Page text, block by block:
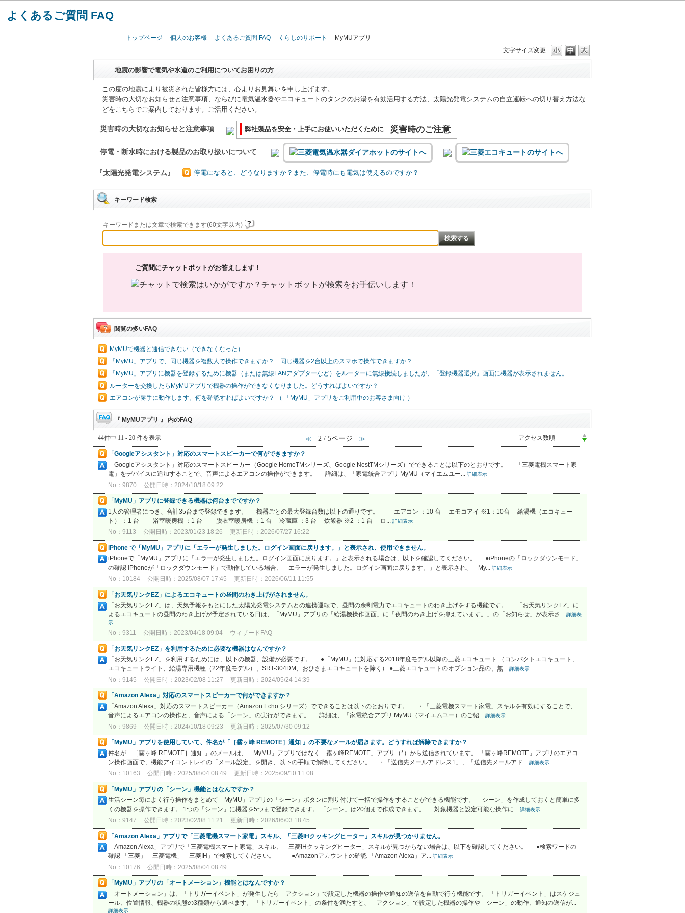
よくあるご質問 FAQ
トップページ 個人のお客様 よくあるご質問 FAQ くらしのサポート
MyMUアプリ
文字サイズ変更
地震の影響で電気や水道のご利用についてお困りの方
この度の地震により被災された皆様方には、心よりお見舞いを申し上げます。
災害時の大切なお知らせと注意事項、ならびに電気温水器やエコキュートのタンクのお湯を有効活用する方法、太陽光発電システムの自立運転への切り替え方法な
どをこちらでご案内しております。ご活用ください。
災害時の大切なお知らせと注意事項 弊社製品を安全・上手にお使いいただくために 災害時のご注意
停電・断水時における製品のお取り扱いについて
『太陽光発電システム』 停電になると、どうなりますか？また、停電時にも電気は使えるのですか？
キーワード検索
キーワードまたは文章で検索できます(60文字以内)
ご質問にチャットボットがお答えします！
閲覧の多いFAQ
MyMUで機器と通信できない（できなくなった）
「MyMU」アプリで、同じ機器を複数人で操作できますか？ 同じ機器を2台以上のスマホで操作できますか？
「MyMU」アプリに機器を登録するために機器（または無線LANアダプターなど）をルーターに無線接続しましたが、「登録機器選択」画面に機器が表示されません。
ルーターを交換したらMyMUアプリで機器の操作ができなくなりました。どうすればよいですか？
エアコンが勝手に動作します。何を確認すればよいですか？ （ 「MyMU」アプリをご利用中のお客さま向け ）
『 MyMUアプリ 』 内のFAQ
44件中 11 - 20 件を表示 ≪ 2 / 5ページ ≫
「Googleアシスタント」対応のスマートスピーカーで何ができますか？
「Googleアシスタント」対応のスマートスピーカー（Google HomeTMシリーズ、Google NestTMシリーズ）でできることは以下のとおりです。 「三菱電機スマート家
電」をデバイスに追加することで、音声によるエアコンの操作ができます。 詳細は、「家電統合アプリ MyMU（マイエムユー... 詳細表示
No：9870 公開日時：2024/10/18 09:22
「MyMU」アプリに登録できる機器は何台までですか？
1人の管理者につき、合計35台まで登録できます。 機器ごとの最大登録台数は以下の通りです。 エアコン ：10 台 エモコアイ ※1：10台 給湯機（エコキュー
ト） ：1 台 浴室暖房機 ：1 台 脱衣室暖房機 ：1 台 冷蔵庫 ：3 台 炊飯器 ※2 ：1 台 ロ... 詳細表示
No：9113 公開日時：2023/01/23 18:26 更新日時：2026/07/27 16:22
iPhone で「MyMU」アプリに「エラーが発生しました。ログイン画面に戻ります。」と表示され、使用できません。
iPhoneで「MyMU」アプリに「エラーが発生しました。ログイン画面に戻ります。」と表示される場合は、以下を確認してください。 ●iPhoneの「ロックダウンモード」
の確認 iPhoneが「ロックダウンモード」で動作している場合、「エラーが発生しました。ログイン画面に戻ります。」と表示され、「My... 詳細表示
No：10184 公開日時：2025/08/07 17:45 更新日時：2026/06/11 11:55
「お天気リンクEZ」によるエコキュートの昼間のわき上げがされません。
「お天気リンクEZ」は、天気予報をもとにした太陽光発電システムとの連携運転で、昼間の余剰電力でエコキュートのわき上げをする機能です。 「お天気リンクEZ」に
よるエコキュートの昼間のわき上げが予定されている日は、「MyMU」アプリの「給湯機操作画面」に「夜間のわき上げを抑えています。」の「お知らせ」が表示さ... 詳細表
示
No：9311 公開日時：2023/04/18 09:04 ウィザードFAQ
「お天気リンクEZ」を利用するために必要な機器はなんですか？
「お天気リンクEZ」を利用するためには、以下の機器、設備が必要です。 ●「MyMU」に対応する2018年度モデル以降の三菱エコキュート （コンパクトエコキュート、
エコキュートライト、給湯専用機種（22年度モデル）、SRT-304DM、おひさまエコキュートを除く） ●三菱エコキュートのオプション品の、無... 詳細表示
No：9145 公開日時：2023/02/08 11:27 更新日時：2024/05/24 14:39
「Amazon Alexa」対応のスマートスピーカーで何ができますか？
「Amazon Alexa」対応のスマートスピーカー（Amazon Echo シリーズ）でできることは以下のとおりです。 ・「三菱電機スマート家電」スキルを有効にすることで、
音声によるエアコンの操作と、音声による「シーン」の実行ができます。 詳細は、「家電統合アプリ MyMU（マイエムユー）のご紹... 詳細表示
No：9869 公開日時：2024/10/18 09:23 更新日時：2025/07/30 09:12
「MyMU」アプリを使用していて、件名が「［霧ヶ峰 REMOTE］通知 」の不要なメールが届きます。どうすれば解除できますか？
件名が「［霧ヶ峰 REMOTE］通知 」のメールは、「MyMU」アプリではなく「霧ヶ峰REMOTE」アプリ（*）から送信されています。 「霧ヶ峰REMOTE」アプリのエアコ
ン操作画面で、機能アイコントレイの「メール設定」を開き、以下の手順で解除してください。 ・「送信先メールアドレス1」、「送信先メールアド... 詳細表示
No：10163 公開日時：2025/08/04 08:49 更新日時：2025/09/10 11:08
「MyMU」アプリの「シーン」機能とはなんですか？
生活シーン毎によく行う操作をまとめて「MyMU」アプリの「シーン」ボタンに割り付けて一括で操作をすることができる機能です。 「シーン」を作成しておくと簡単に多
くの機器を操作できます。 1つの「シーン」に機器を5つまで登録できます。 「シーン」は20個まで作成できます。 対象機器と設定可能な操作に... 詳細表示
No：9147 公開日時：2023/02/08 11:21 更新日時：2026/06/03 18:45
「Amazon Alexa」アプリで「三菱電機スマート家電」スキル、「三菱IHクッキングヒーター」スキルが見つかりません。
「Amazon Alexa」アプリで「三菱電機スマート家電」スキル、「三菱IHクッキングヒーター」スキルが見つからない場合は、以下を確認してください。 ●検索ワードの
確認 「三菱」「三菱電機」「三菱IH」で検索してください。 ●Amazonアカウントの確認 「Amazon Alexa」ア... 詳細表示
No：10176 公開日時：2025/08/04 08:49
「MyMU」アプリの「オートメーション」機能とはなんですか？
「オートメーション」は、「トリガーイベント」が発生したら「アクション」で設定した機器の操作や通知の送信を自動で行う機能です。 「トリガーイベント」はスケジュ
ール、位置情報、機器の状態の3種類から選べます。 「トリガーイベント」の条件を満たすと、「アクション」で設定した機器の操作や「シーン」の動作、通知の送信が...
詳細表示